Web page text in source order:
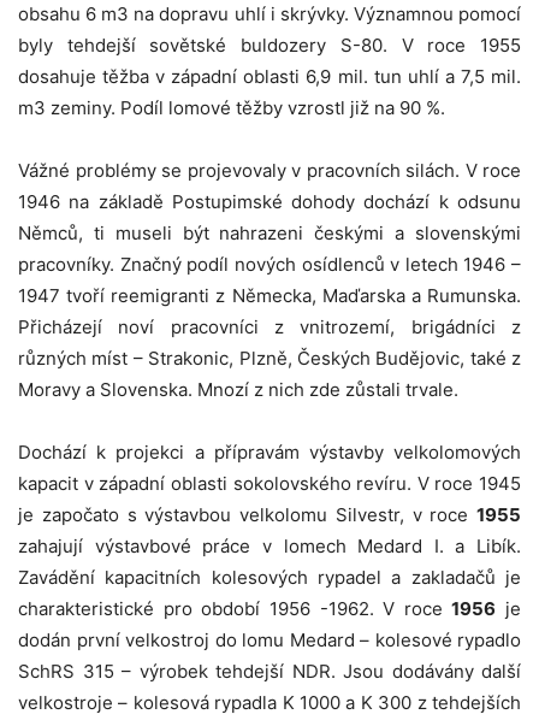
obsahu 6 m3 na dopravu uhlí i skrývky. Významnou pomocí
byly tehdejší sovětské buldozery S-80. V roce 1955
dosahuje těžba v západní oblasti 6,9 mil. tun uhlí a 7,5 mil.
m3 zeminy. Podíl lomové těžby vzrostl již na 90 %.
Vážné problémy se projevovaly v pracovních silách. V roce
1946 na základě Postupimské dohody dochází k odsunu
Němců, ti museli být nahrazeni českými a slovenskými
pracovníky. Značný podíl nových osídlenců v letech 1946 –
1947 tvoří reemigranti z Německa, Maďarska a Rumunska.
Přicházejí noví pracovníci z vnitrozemí, brigádníci z
různých míst – Strakonic, Plzně, Českých Budějovic, také z
Moravy a Slovenska. Mnozí z nich zde zůstali trvale.
Dochází k projekci a přípravám výstavby velkolomových
kapacit v západní oblasti sokolovského revíru. V roce 1945
je započato s výstavbou velkolomu Silvestr, v roce 1955
zahajují výstavbové práce v lomech Medard I. a Libík.
Zavádění kapacitních kolesových rypadel a zakladačů je
charakteristické pro období 1956 -1962. V roce1956 je
dodán první velkostroj do lomu Medard – kolesové rypadlo
SchRS 315 – výrobek tehdejší NDR. Jsou dodávány další
velkostroje – kolesová rypadla K 1000 a K 300 z tehdejších